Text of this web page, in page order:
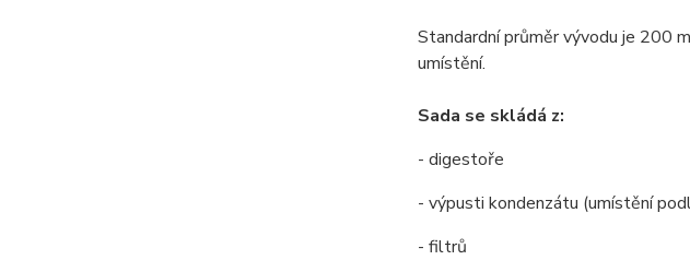
Standardní průměr vývodu je 200
umístění.
Sada se skládá z:
- digestoře
- výpusti kondenzátu (umístění
- filtrů